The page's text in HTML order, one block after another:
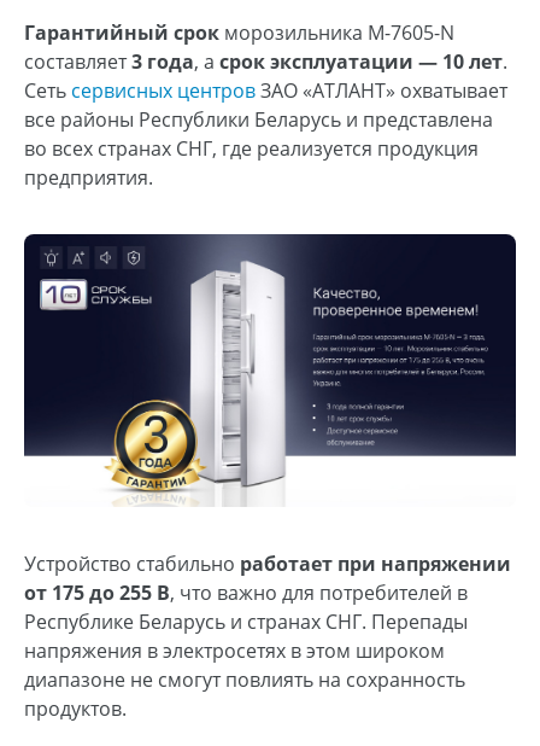
Гарантийный срок морозильника М-7605-N
составляет3 года, а срок эксплуатации — 10 лет.
Сеть сервисных центровЗАО «АТЛАНТ» охватывает
все районы Республики Беларусь и представлена
во всех странах СНГ, где реализуется продукция
предприятия.
Устройство стабильно работает при напряжении
от 175 до 255 В, что важно для потребителей в
Республике Беларусь и странах СНГ. Перепады
напряжения в электросетях в этом широком
диапазоне не смогут повлиять на сохранность
продуктов.